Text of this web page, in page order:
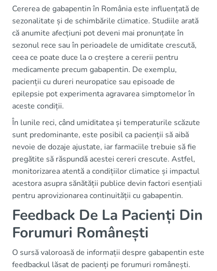
Cererea de gabapentin în România este influențată de
sezonalitate și de schimbările climatice. Studiile arată
că anumite afecțiuni pot deveni mai pronunțate în
sezonul rece sau în perioadele de umiditate crescută,
ceea ce poate duce la o creștere a cererii pentru
medicamente precum gabapentin. De exemplu,
pacienții cu dureri neuropatice sau episoade de
epilepsie pot experimenta agravarea simptomelor în
aceste condiții.
În lunile reci, când umiditatea și temperaturile scăzute
sunt predominante, este posibil ca pacienții să aibă
nevoie de dozaje ajustate, iar farmaciile trebuie să fie
pregătite să răspundă acestei cereri crescute. Astfel,
monitorizarea atentă a condițiilor climatice și impactul
acestora asupra sănătății publice devin factori esențiali
pentru aprovizionarea continuității cu gabapentin.
Feedback De La Pacienți Din
Forumuri Românești
O sursă valoroasă de informații despre gabapentin este
feedbackul lăsat de pacienți pe forumuri românești.